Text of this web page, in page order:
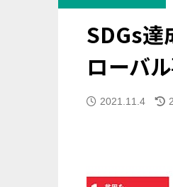
SDGs達
ローバ
公開日
2021.11.4